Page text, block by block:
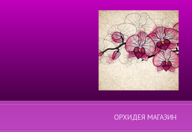
ОРХИДЕЯ МАГАЗИН